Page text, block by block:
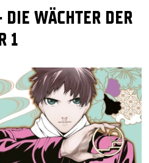
WÄCHTER DER
1